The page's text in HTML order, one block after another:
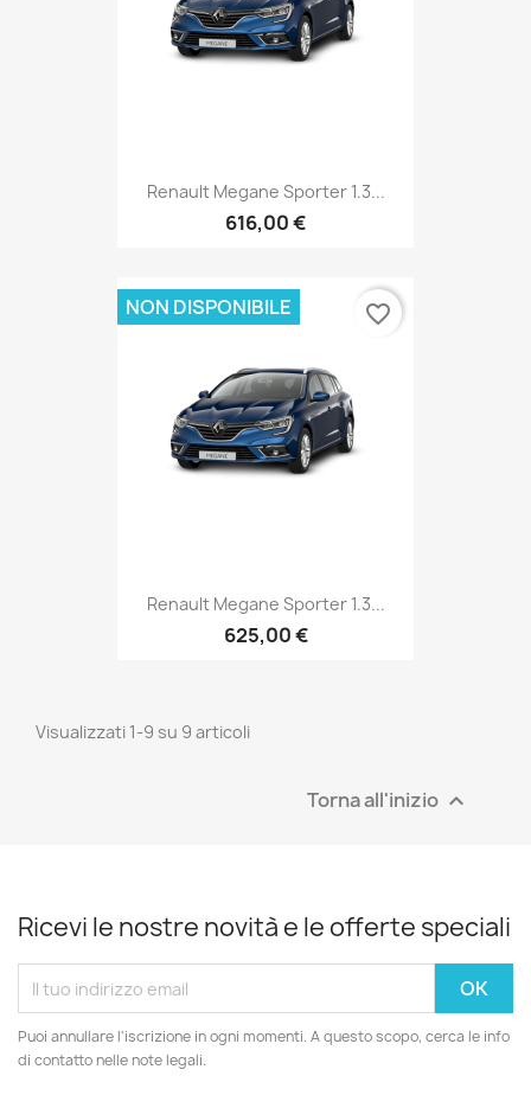
Renault Megane Sporter 1.3...
616,00 €
Renault Megane Sporter 1.3...
625,00 €
NON DISPONIBILE favorite_border
Visualizzati 1-9 su 9 articoli
Torna all'inizio 
Ricevi le nostre novità e le offerte speciali
Puoi annullare l'iscrizione in ogni momenti. A questo scopo, cerca le info
di contatto nelle note legali.